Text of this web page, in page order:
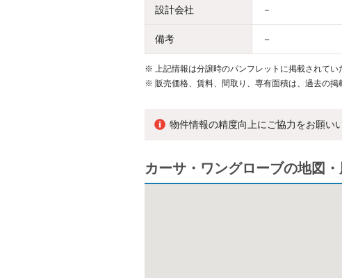
設計会社 －
備考 －
※
上記情報は分譲時のパンフレットに掲載されてい
※ 販売価格、賃料、間取り、専有面積は、過去の掲
物件情報の精度向上にご協力をお願い
カーサ・ワングローブの地図